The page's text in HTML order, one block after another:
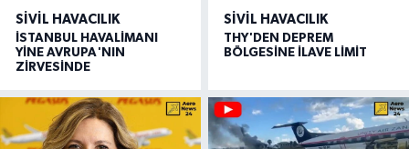
SIVIL HAVACILIK
İSTANBUL HAVALİMANI
YİNE AVRUPA'NIN
ZİRVESİNDE
SIVIL HAVACILIK
THY'DEN DEPREM
BÖLGESİNE İLAVE LİMİT